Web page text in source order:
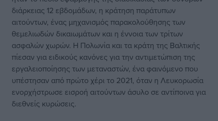
διάρκειας 12 εβδομάδων, η κράτηση παράτυπων
αιτούντων, ένας μηχανισμός παρακολούθησης των
θεμελιωδών δικαιωμάτων και η έννοια των τρίτων
ασφαλών χωρών. Η Πολωνία και τα κράτη της Βαλτικής
πίεσαν για ειδικούς κανόνες για την αντιμετώπιση της
εργαλειοποίησης των μεταναστών, ένα φαινόμενο που
υπέστησαν από πρώτο χέρι το 2021, όταν η Λευκορωσία
ενορχήστρωσε εισροή αιτούντων άσυλο σε αντίποινα για
διεθνείς κυρώσεις.